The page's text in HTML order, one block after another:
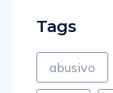
Tags
abusivo